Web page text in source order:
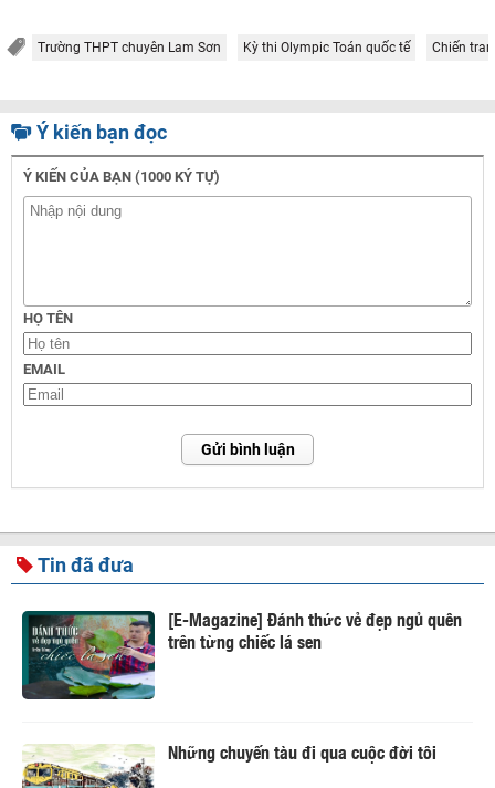
Trường THPT chuyên Lam Sơn Kỳ thi Olympic Toán quốc tế Chiến
Ý kiến bạn đọc
Ý KIẾN CỦA BẠN (1000 KÝ TỰ)
HỌ TÊN
EMAIL
Gửi bình luận
Tin đã đưa
[E-Magazine] Đánh thức vẻ đẹp ngủ quên
trên từng chiếc lá sen
Những chuyến tàu đi qua cuộc đời tôi